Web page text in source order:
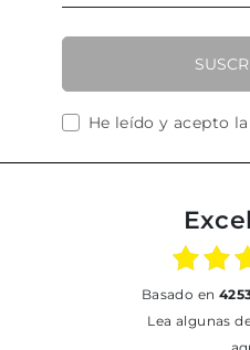
He leído y acepto la
basado en
Lea algunas de las opiniones